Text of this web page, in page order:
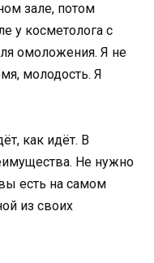
зале, потом
у косметолога с
омоложения. Я не
молодость. Я
как идёт. В
Не нужно
есть на самом
из своих